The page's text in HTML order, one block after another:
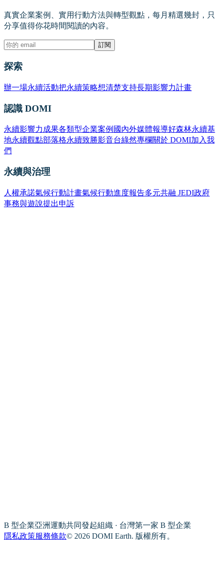
真實企業案例、實用行動方法與轉型觀點，每月精選幾封，只
分享值得你花時間閱讀的內容。
訂閱
探索
辦一場永續活動把永續策略想清楚支持長期影響力計畫
認識 DOMI
永續影響力成果各類型企業案例 國內外媒體報導好森林永續基
地永續觀點部落格永續致勝影音台綠然專欄關於 DOMI加入我
們
永續與治理
人權承諾氣候行動計畫氣候行動進度報告多元共融 JEDI政府
事務與遊說提出申訴
B 型企業亞洲運動共同發起組織 · 台灣第一家 B 型企業
隱私政策服務條款© 2026 DOMI Earth. 版權所有。